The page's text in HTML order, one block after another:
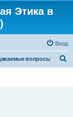
Этика в
Вход
вопросы